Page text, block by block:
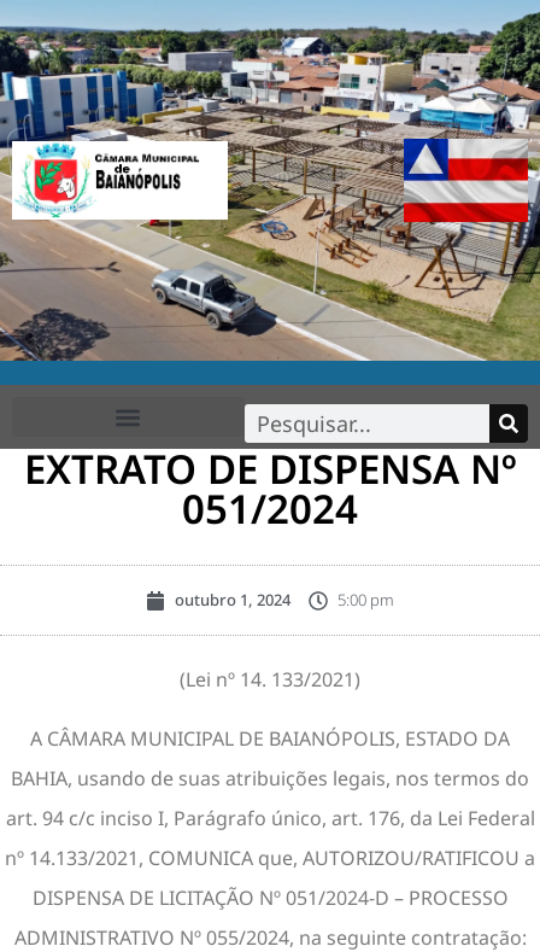
EXTRATO DE DISPENSA Nº
051/2024
outubro 1, 2024 5:00 pm
(Lei nº 14. 133/2021)
A CÂMARA MUNICIPAL DE BAIANÓPOLIS, ESTADO DA
BAHIA, usando de suas atribuições legais, nos termos do
art. 94 c/c inciso I, Parágrafo único, art. 176, da Lei Federal
nº 14.133/2021, COMUNICA que, AUTORIZOU/RATIFICOU a
DISPENSA DE LICITAÇÃO Nº 051/2024-D – PROCESSO
ADMINISTRATIVO Nº 055/2024, na seguinte contratação: